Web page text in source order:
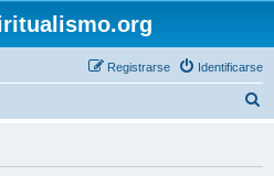
Identificarse
Registrarse